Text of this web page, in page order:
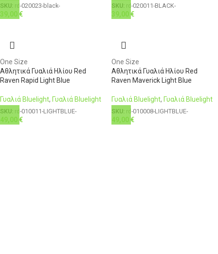
SKU: rd-020023-black-
39,00 €
SKU: rd-020011-BLACK-
39,00 €
One Size
Αθλητικά Γυαλιά Ηλίου Red
Raven Rapid Light Blue
Γυαλιά Bluelight, Γυαλιά Bluelight
SKU: rd-010011-LIGHTBLUE-
49,00 €
One Size
Αθλητικά Γυαλιά Ηλίου Red
Raven Maverick Light Blue
Γυαλιά Bluelight, Γυαλιά Bluelight
SKU: rd-010008-LIGHTBLUE-
49,00 €